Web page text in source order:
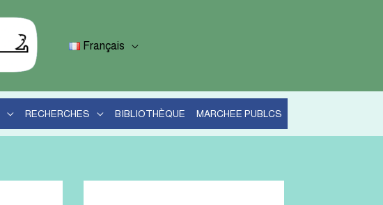
Français
RECHERCHES BIBLIOTHÈQUE MARCHEE PUBLCS